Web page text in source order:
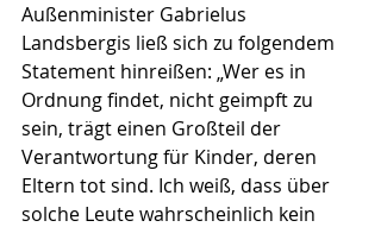
Außenminister Gabrielus
Landsbergis ließ sich zu folgendem
Statement hinreißen: „Wer es in
Ordnung findet, nicht geimpft zu
sein, trägt einen Großteil der
Verantwortung für Kinder, deren
Eltern tot sind. Ich weiß, dass über
solche Leute wahrscheinlich kein